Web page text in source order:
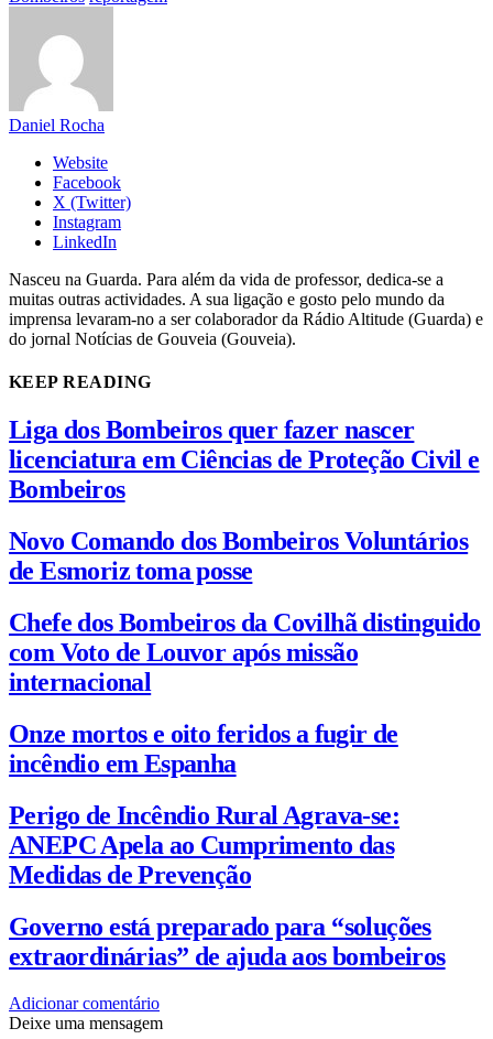
Daniel Rocha
Website
Facebook
X (Twitter)
Instagram
LinkedIn
Nasceu na Guarda. Para além da vida de professor, dedica-se a
muitas outras actividades. A sua ligação e gosto pelo mundo da
imprensa levaram-no a ser colaborador da Rádio Altitude (Guarda) e
do jornal Notícias de Gouveia (Gouveia).
KEEP READING
Liga dos Bombeiros quer fazer nascer
licenciatura em Ciências de Proteção Civil e
Bombeiros
Novo Comando dos Bombeiros Voluntários
de Esmoriz toma posse
Chefe dos Bombeiros da Covilhã distinguido
com Voto de Louvor após missão
internacional
Onze mortos e oito feridos a fugir de
incêndio em Espanha
Perigo de Incêndio Rural Agrava-se:
ANEPC Apela ao Cumprimento das
Medidas de Prevenção
Governo está preparado para “soluções
extraordinárias” de ajuda aos bombeiros
Adicionar comentário
Deixe uma mensagem